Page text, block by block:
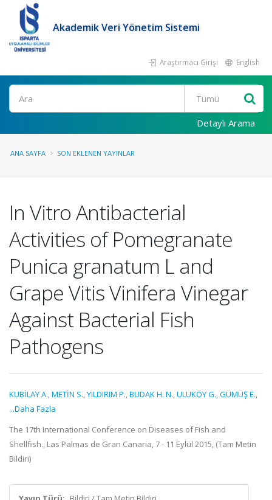
Akademik Veri Yönetim Sistemi
Araştırmacı Girişi English
Ara
Detaylı Arama
ANA SAYFA SON EKLENEN YAYINLAR
In Vitro Antibacterial
Activities of Pomegranate
Punica granatum L and
Grape Vitis Vinifera Vinegar
Against Bacterial Fish
Pathogens
KUBİLAY A.,METİN S.,YILDIRIM P.,BUDAK H. N.,ULUKÖY G.,GÜMÜŞ E.,
...Daha Fazla
The 17th International Conference on Diseases of Fish and
Shellfish., Las Palmas de Gran Canaria, 7 - 11 Eylül 2015, (Tam Metin
Bildiri)